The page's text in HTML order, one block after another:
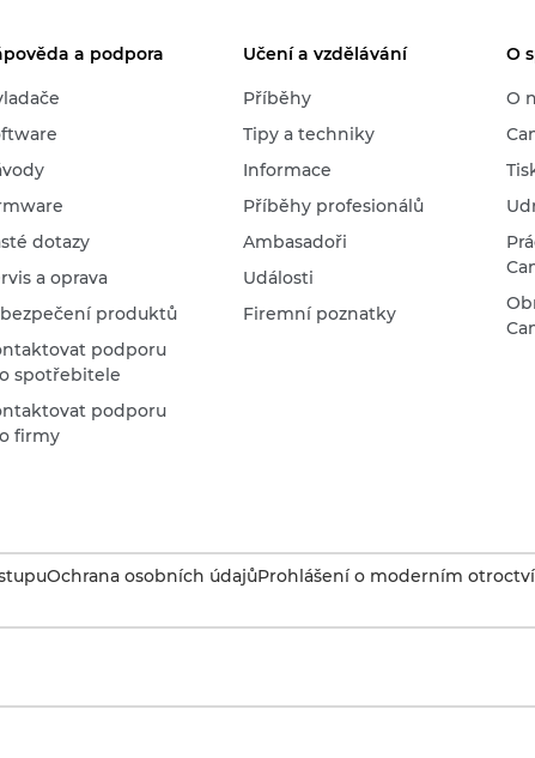
a podpora
dotazy
a oprava
produktů
podporu
spotřebitele
podporu
firmy
Učení a vzdělávání
Příběhy
Tipy a techniky
Informace
Příběhy profesionálů
Ambasadoři
Události
Firemní poznatky
O
O
Ochrana osobních údajůProhlášení o moderním otroctví